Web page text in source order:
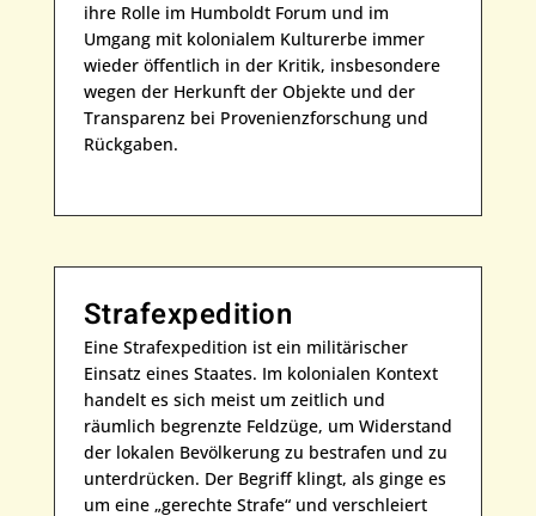
ihre Rolle im Humboldt Forum und im
Umgang mit kolonialem Kulturerbe immer
wieder öffentlich in der Kritik, insbesondere
wegen der Herkunft der Objekte und der
Transparenz bei Provenienzforschung und
Rückgaben.
Strafexpedition
Eine Strafexpedition ist ein militärischer
Einsatz eines Staates. Im kolonialen Kontext
handelt es sich meist um zeitlich und
räumlich begrenzte Feldzüge, um Widerstand
der lokalen Bevölkerung zu bestrafen und zu
unterdrücken. Der Begriff klingt, als ginge es
um eine „gerechte Strafe“ und verschleiert